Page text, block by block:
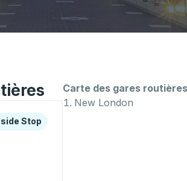
pour en savoir plus sur cette gare
Stop
Stop
Carte des gares
New London